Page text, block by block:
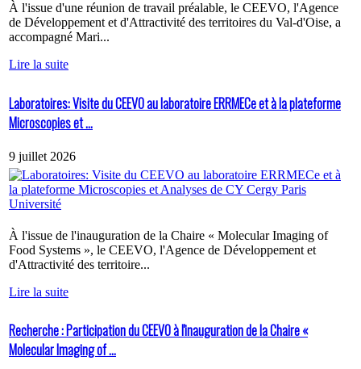
À l'issue d'une réunion de travail préalable, le CEEVO, l'Agence
de Développement et d'Attractivité des territoires du Val-d'Oise, a
accompagné Mari...
Lire la suite
Laboratoires: Visite du CEEVO au laboratoire ERRMECe et à la plateforme
Microscopies et ...
9 juillet 2026
À l'issue de l'inauguration de la Chaire « Molecular Imaging of
Food Systems », le CEEVO, l'Agence de Développement et
d'Attractivité des territoire...
Lire la suite
Recherche : Participation du CEEVO à l'inauguration de la Chaire «
Molecular Imaging of ...